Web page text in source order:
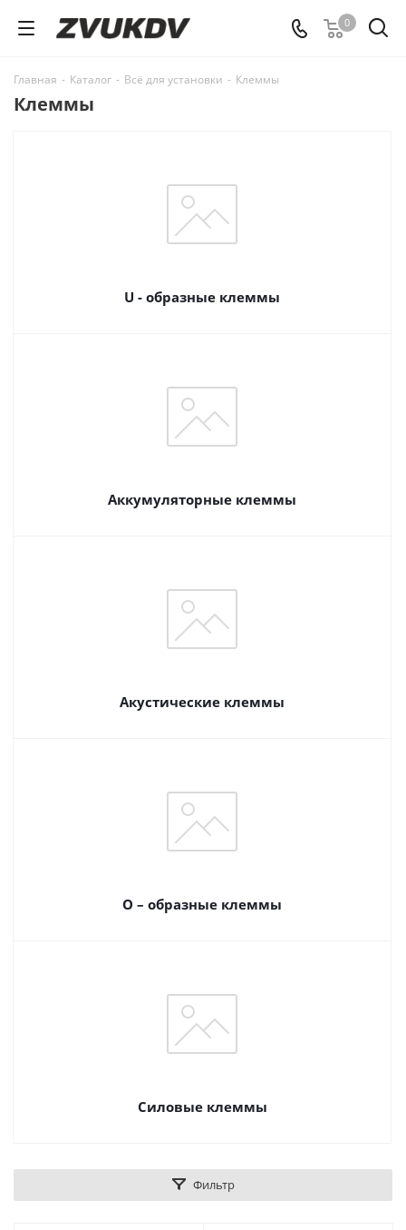
0
Главная - Каталог - Всё для установки - Клеммы
Клеммы
U - образные клеммы
Аккумуляторные клеммы
Акустические клеммы
О – образные клеммы
Силовые клеммы
Фильтр